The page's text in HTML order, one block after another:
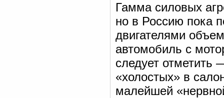
Гамма силовых
но в Россию пока
двигателями
автомобиль с
следует
«холостых» в
малейшей